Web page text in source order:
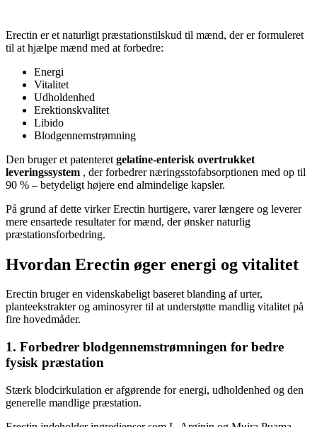
Erectin er et naturligt præstationstilskud til mænd, der er formuleret
til at hjælpe mænd med at forbedre:
Energi
Vitalitet
Udholdenhed
Erektionskvalitet
Libido
Blodgennemstrømning
Den bruger et patenteret gelatine-enterisk overtrukket
leveringssystem , der forbedrer næringsstofabsorptionen med op til
90 % – betydeligt højere end almindelige kapsler.
På grund af dette virker Erectin hurtigere, varer længere og leverer
mere ensartede resultater for mænd, der ønsker naturlig
præstationsforbedring.
Hvordan Erectin øger energi og vitalitet
Erectin bruger en videnskabeligt baseret blanding af urter,
planteekstrakter og aminosyrer til at understøtte mandlig vitalitet på
fire hovedmåder.
1. Forbedrer blodgennemstrømningen for bedre
fysisk præstation
Stærk blodcirkulation er afgørende for energi, udholdenhed og den
generelle mandlige præstation.